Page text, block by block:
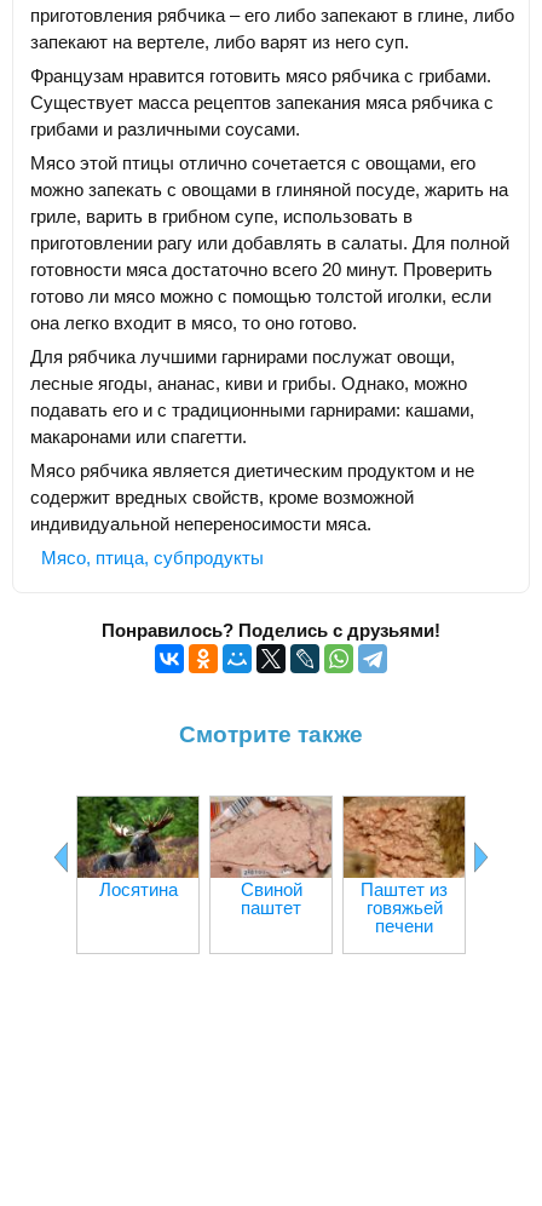
приготовления рябчика – его либо запекают в глине, либо
запекают на вертеле, либо варят из него суп.
Французам нравится готовить мясо рябчика с грибами.
Существует масса рецептов запекания мяса рябчика с
грибами и различными соусами.
Мясо этой птицы отлично сочетается с овощами, его
можно запекать с овощами в глиняной посуде, жарить на
гриле, варить в грибном супе, использовать в
приготовлении рагу или добавлять в салаты. Для полной
готовности мяса достаточно всего 20 минут. Проверить
готово ли мясо можно с помощью толстой иголки, если
она легко входит в мясо, то оно готово.
Для рябчика лучшими гарнирами послужат овощи,
лесные ягоды, ананас, киви и грибы. Однако, можно
подавать его и с традиционными гарнирами: кашами,
макаронами или спагетти.
Мясо рябчика является диетическим продуктом и не
содержит вредных свойств, кроме возможной
индивидуальной непереносимости мяса.
Мясо, птица, субпродукты
Понравилось? Поделись с друзьями!
Смотрите также
Лосятина
Свиной
паштет
Паштет из
говяжьей
печени